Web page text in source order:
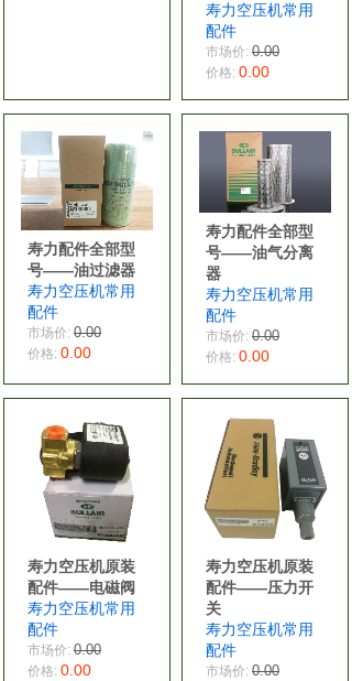
寿力空压机常用
配件
市场价: 0.00
价格: 0.00
寿力配件全部型
号——油过滤器
寿力空压机常用
配件
市场价: 0.00
价格: 0.00
寿力配件全部型
号——油气分离
器
寿力空压机常用
配件
市场价: 0.00
价格: 0.00
寿力空压机原装
配件——电磁阀
寿力空压机常用
配件
市场价: 0.00
价格: 0.00
寿力空压机原装
配件——压力开
关
寿力空压机常用
配件
市场价: 0.00